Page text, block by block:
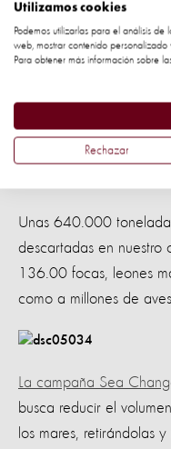
Las mallas de nylon se
especie amenazada
y asfixian a la vaquita.
pesca de totoaba y
quedan flotando se
Unas 640.000
descartadas en
136.00 focas, leones
como a millones de
La campaña Sea
busca reducir el
los mares, retirándolas
Utilizamos cookies
Podemos utilizarlas para el análisis de
web, mostrar contenido
Para obtener más información sobre
Rechazar